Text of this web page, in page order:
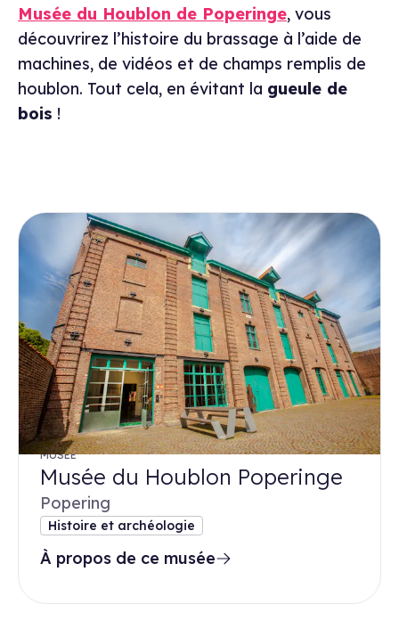
Musée du Houblon de Poperinge, vous
découvrirez l’histoire du brassage à l’aide de
machines, de vidéos et de champs remplis de
houblon. Tout cela, en évitant la gueule de
bois !
MUSÉE
Musée du Houblon Poperinge
Popering
Histoire et archéologie
À propos de ce musée